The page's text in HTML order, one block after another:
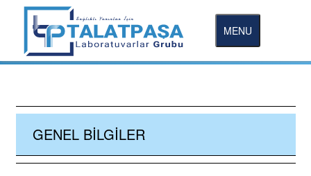
MENU
GENEL BILGILER